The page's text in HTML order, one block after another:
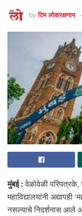
by टिम लोकरक्षणाय
मुंबई :वेळोवेळी
महाविद्यालयांनी अद्यापही
नसल्याचे निदर्शनास आले